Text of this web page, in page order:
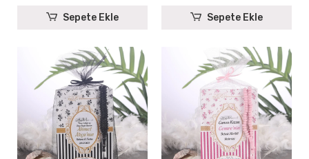
Sepete Ekle Sepete Ekle